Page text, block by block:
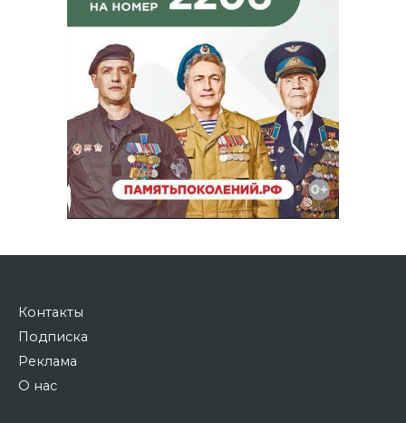
Контакты
Подписка
Реклама
О нас